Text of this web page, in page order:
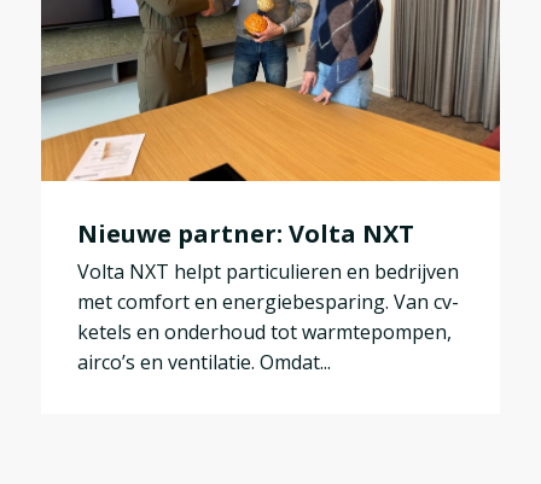
Nieuwe partner: Volta NXT
Volta NXT helpt particulieren en bedrijven
met comfort en energiebesparing. Van cv-
ketels en onderhoud tot warmtepompen,
airco’s en ventilatie. Omdat...